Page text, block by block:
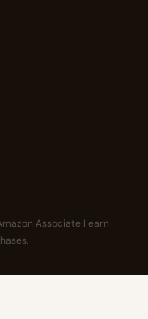
Associate I earn